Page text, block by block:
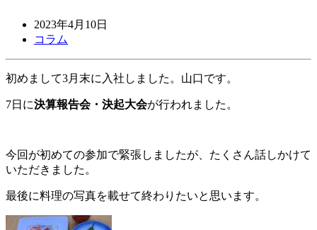
2023年4月10日
コラム
初めまして3月末に入社しました。山口です。
7日に決算報告会・決起大会が行われました。
今回が初めての参加で緊張しましたが、たくさん話しかけて
いただきました。
最後に料理の写真を載せて終わりたいと思います。